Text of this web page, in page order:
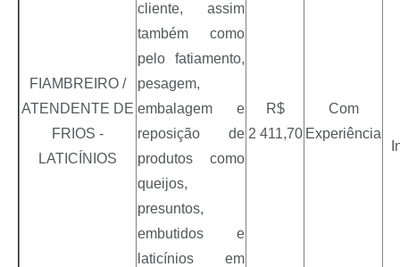
FIAMBREIRO /
ATENDENTE DE
FRIOS -
LATICÍNIOS
cliente, assim
também como
pelo fatiamento,
pesagem,
embalagem e
reposição de
produtos como
queijos,
presuntos,
embutidos e
laticínios em
R$
2 411,70
Com
Experiência